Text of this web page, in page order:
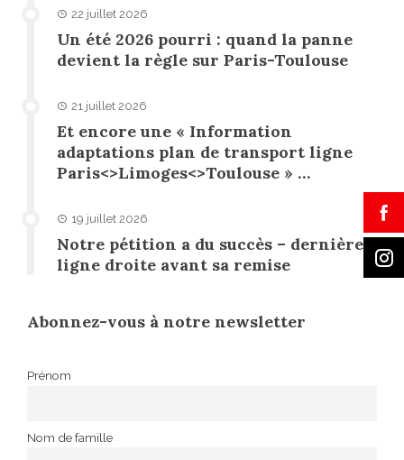
22 juillet 2026
Un été 2026 pourri : quand la panne
devient la règle sur Paris-Toulouse
21 juillet 2026
Et encore une « Information
adaptations plan de transport ligne
Paris<>Limoges<>Toulouse » …
19 juillet 2026
Notre pétition a du succès – dernière
ligne droite avant sa remise
Abonnez-vous à notre newsletter
Prénom
Nom de famille